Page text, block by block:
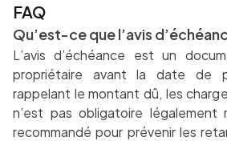
FAQ
Qu’est-ce que l’avis
L’avis d’échéance est un
propriétaire avant la date de
rappelant le montant dû, les
n’est pas obligatoire
recommandé pour prévenir les